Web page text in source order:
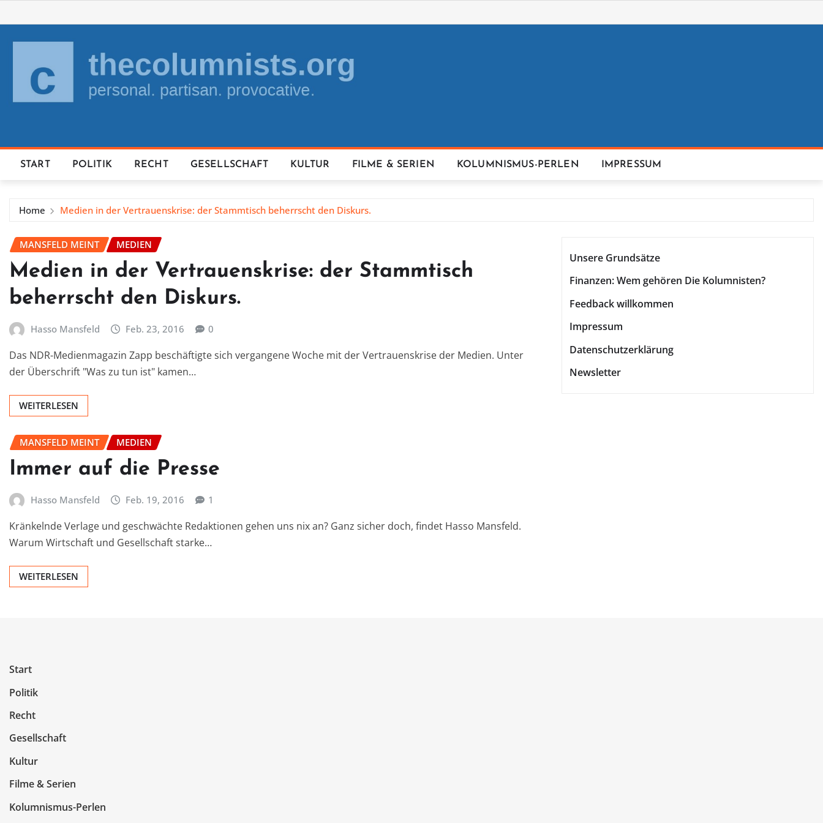
to
content
START POLITIK RECHT GESELLSCHAFT KULTUR FILME & SERIEN KOLUMNISMUS-PERLEN IMPRESSUM
Home Medien in der Vertrauenskrise: der Stammtisch beherrscht den Diskurs.
MANSFELD MEINT MEDIEN
Medien in der Vertrauenskrise: der Stammtisch
beherrscht den Diskurs.
Hasso Mansfeld Feb. 23, 2016 0
Das NDR-Medienmagazin Zapp beschäftigte sich vergangene Woche mit der Vertrauenskrise der Medien. Unter
der Überschrift "Was zu tun ist" kamen…
WEITERLESEN
MANSFELD MEINT MEDIEN
Immer auf die Presse
Hasso Mansfeld Feb. 19, 2016 1
Kränkelnde Verlage und geschwächte Redaktionen gehen uns nix an? Ganz sicher doch, findet Hasso Mansfeld.
Warum Wirtschaft und Gesellschaft starke…
WEITERLESEN
Unsere Grundsätze
Finanzen: Wem gehören Die Kolumnisten?
Feedback willkommen
Impressum
Datenschutzerklärung
Newsletter
Start
Politik
Recht
Gesellschaft
Kultur
Filme & Serien
Kolumnismus-Perlen